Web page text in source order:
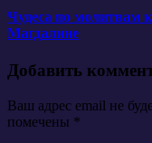
Чудеса по молитвам
Магдалине
Добавить
Ваш адрес email не
помечены *